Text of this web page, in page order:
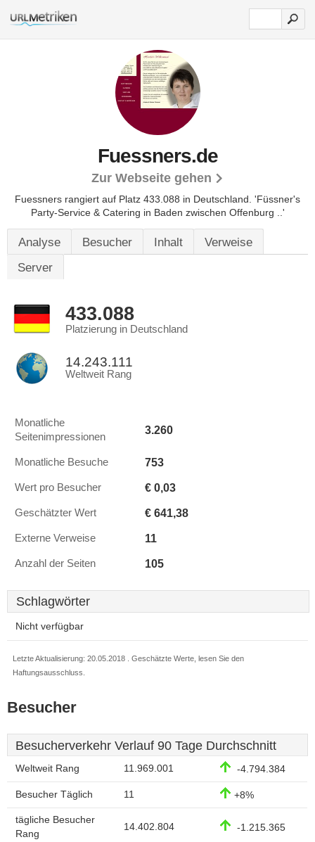
Fuessners.de
Zur Webseite gehen
Fuessners rangiert auf Platz 433.088 in Deutschland. 'Füssner's
Party-Service & Catering in Baden zwischen Offenburg ..'
Analyse Besucher Inhalt
Verweise
Server
433.088
Platzierung in Deutschland
14.243.111
Weltweit Rang
Monatliche
Seitenimpressionen
3.260
Monatliche Besuche 753
Wert pro Besucher € 0,03
Geschätzter Wert € 641,38
Externe Verweise 11
Anzahl der Seiten 105
Schlagwörter
Nicht verfügbar
Letzte Aktualisierung: 20.05.2018 . Geschätzte Werte, lesen Sie den
Haftungsausschluss.
Besucher
Besucherverkehr Verlauf 90 Tage Durchschnitt
Weltweit Rang 11.969.001 -4.794.384
Besucher Täglich 11 +8%
tägliche Besucher
Rang
14.402.804 -1.215.365